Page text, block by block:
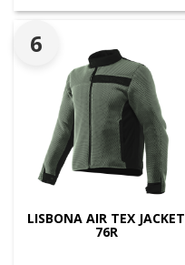
6
LISBONA AIR TEX JACKET
76R